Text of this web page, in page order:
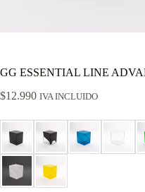
GG ESSENTIAL LINE
$12.990 IVA INCLUIDO